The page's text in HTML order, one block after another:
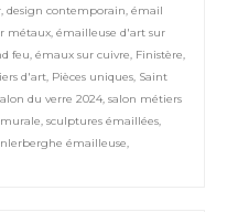
, design contemporain, émail
métaux, émailleuse d'art sur
feu, émaux sur cuivre, Finistère,
d'art, Pièces uniques, Saint
du verre 2024, salon métiers
, sculptures émaillées,
émailleuse,